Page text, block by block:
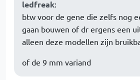
ledfreak:
btw voor de gene die zelfs nog
gaan bouwen of dr ergens een
alleen deze modellen zijn
of de 9 mm variand